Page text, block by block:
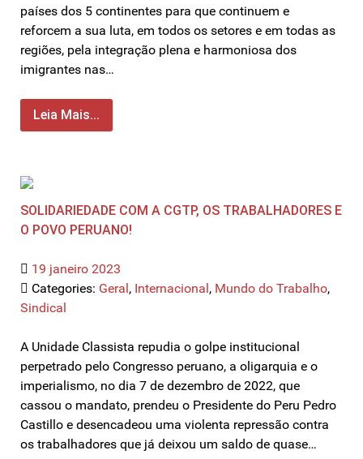
países dos 5 continentes para que continuem e
reforcem a sua luta, em todos os setores e em todas as
regiões, pela integração plena e harmoniosa dos
imigrantes nas…
Leia Mais...
SOLIDARIEDADE COM A CGTP, OS TRABALHADORES E
O POVO PERUANO!
19 janeiro 2023
Categories: Geral, Internacional, Mundo do Trabalho,
Sindical
A Unidade Classista repudia o golpe institucional
perpetrado pelo Congresso peruano, a oligarquia e o
imperialismo, no dia 7 de dezembro de 2022, que
cassou o mandato, prendeu o Presidente do Peru Pedro
Castillo e desencadeou uma violenta repressão contra
os trabalhadores que já deixou um saldo de quase…